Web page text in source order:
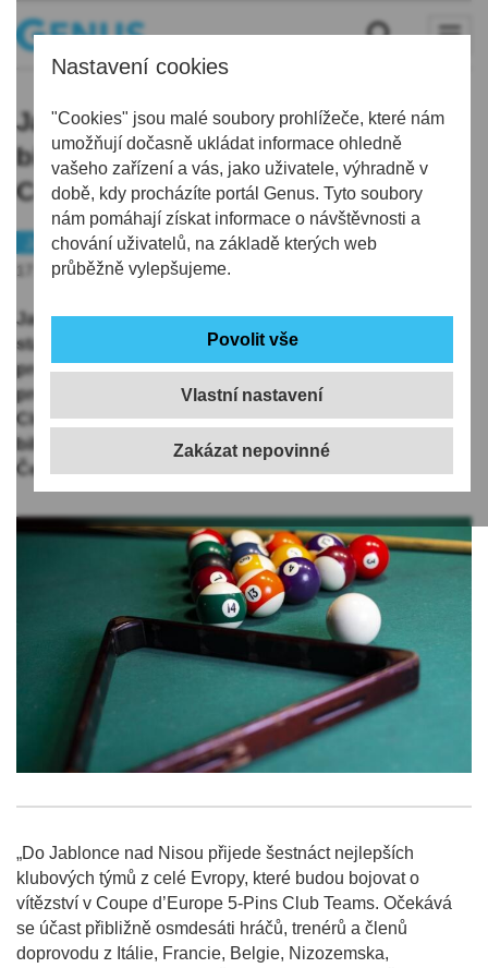
Nastavení cookies
"Cookies" jsou malé soubory prohlížeče, které nám
umožňují dočasně ukládat informace ohledně
vašeho zařízení a vás, jako uživatele, výhradně v
době, kdy procházíte portál Genus. Tyto soubory
nám pomáhají získat informace o návštěvnosti a
chování uživatelů, na základě kterých web
průběžně vylepšujeme.
Vlastní nastavení
Jablonec přivítá nejlepší evropské
biliardové týmy. Město bude hostit
Coupe d’Europe 5-Pins Club Teams
Jablonecko
Tip
17.06.2026 | 6:54
Jablonec nad Nisou se ve dnech 18.–21. června 2026
stane centrem evropského sportovního kulečníku. V
prostorách TJ Bižuterie Jablonec se uskuteční
prestižní mezinárodní soutěž Coupe d’Europe 5-Pins
Club Teams, kterou pořádá Evropská konfederace
billiardu (CEB) ve spolupráci s TJ Bižuterie Jablonec a
Českomoravským billiardovým svazem.
„Do Jablonce nad Nisou přijede šestnáct nejlepších
klubových týmů z celé Evropy, které budou bojovat o
vítězství v Coupe d’Europe 5-Pins Club Teams. Očekává
se účast přibližně osmdesáti hráčů, trenérů a členů
doprovodu z Itálie, Francie, Belgie, Nizozemska,